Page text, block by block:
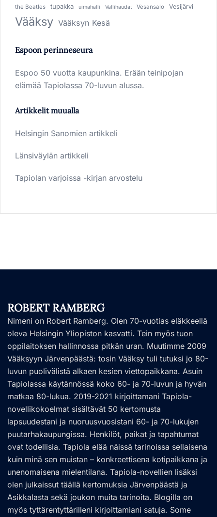
the Beatles tupakka uimahalli Vallihaudat Vesansalo Vesijärvi
Vääksy Vääksyn Kesä
Espoon perinneseura
Espoo 50 vuotta kaupunkina. Erään teinipojan
elämää Tapiolassa 70-luvun alussa.
Artikkelit muualla
Helsingin Sanomien artikkeli
Länsiväylän artikkeli
Tapiolan varjoissa -kirjan arvostelu
ROBERT RAMBERG
Nimeni on Robert Ramberg. Olen 70-vuotias eläkkeellä
oleva Helsingin Yliopiston kasvatti. Tein myös tuon
oppilaitoksen hallinnossa pitkän uran. Muutimme 2009
Vääksyyn Järvenpäästä: tosin Vääksy tuli tutuksi jo 80-
luvun puolivälistä alkaen kesien viettopaikkana. Asuin
Tapiolassa käytännössä koko 60- ja 70-luvun ja hyvän
matkaa 80-lukua. 2019-2021 kirjoittamani Tapiola-
novellikokoelmat sisältävät 50 kertomusta
lapsuudestani ja nuoruusvuosistani 60- ja 70-lukujen
puutarhakaupungissa. Henkilöt, paikat ja tapahtumat
ovat todellisia. Tapiola elää näissä tarinoissa sellaisena
kuin minä sen muistan – konkreettisena kotipaikkana ja
unenomaisena mielentilana. Tapiola-novellien lisäksi
olen julkaissut täällä kertomuksia Järvenpäästä ja
Asikkalasta sekä joukon muita tarinoita. Blogilla on
myös tyttärentyttärilleni kirjoittamiani satuja. Some